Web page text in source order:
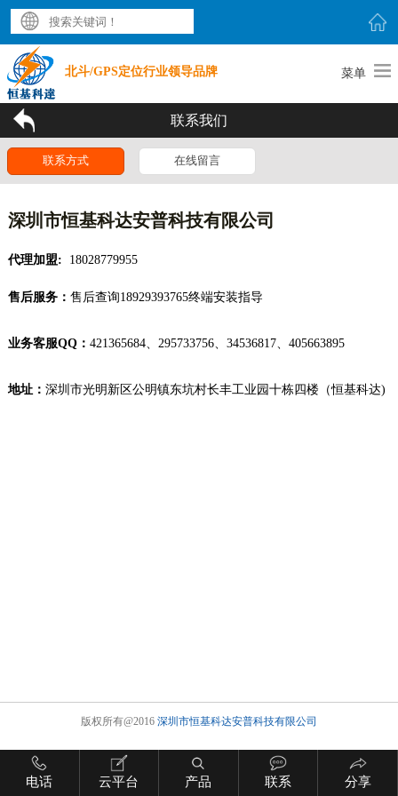
北斗/GPS定位行业领导品牌 菜单
联系我们
联系方式 在线留言
深圳市恒基科达安普科技有限公司
代理加盟: 18028779955
售后服务： 售后查询18929393765终端安装指导
业务客服QQ： 421365684、295733756、34536817、405663895
地址： 深圳市光明新区公明镇东坑村长丰工业园十栋四楼（恒基科达)
版权所有@2016 深圳市恒基科达安普科技有限公司
电话 云平台 产品 联系 分享